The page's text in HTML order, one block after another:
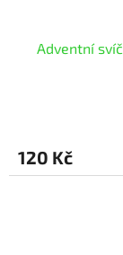
Adventní
120 Kč